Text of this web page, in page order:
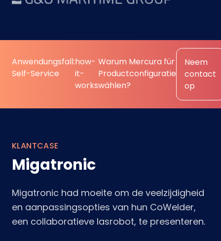
Anwendungsfall:
Self-Service
how-
it-
works
Warum Mercura für
Productconfiguratie
wählen?
Neem
contact
op
KLANTCASE
Migatronic
Migatronic had moeite om de veelzijdigheid
en aanpassingsopties van hun CoWelder,
een collaboratieve lasrobot, te presenteren.